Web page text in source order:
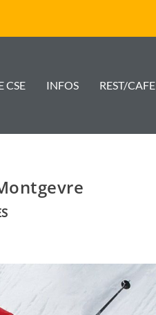
CSE INFOS REST/CAFE